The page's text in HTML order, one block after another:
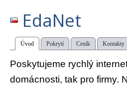
EdaNet
Úvod Pokrytí Ceník Kontakty
Poskytujeme rychlý
domácnosti, tak pro firmy.